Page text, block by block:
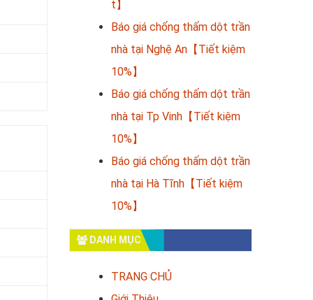
t】
Báo giá chống thấm dột trần
nhà tại Nghệ An【Tiết kiệm
10%】
Báo giá chống thấm dột trần
nhà tại Tp Vinh【Tiết kiệm
10%】
Báo giá chống thấm dột trần
nhà tại Hà Tĩnh【Tiết kiệm
10%】
DANH MỤC
TRANG CHỦ